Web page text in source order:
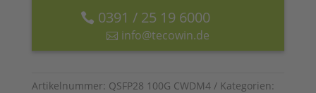
0391 / 25 19 6000
info@tecowin.de
Artikelnummer: QSFP28 100G CWDM4
Kategorien: